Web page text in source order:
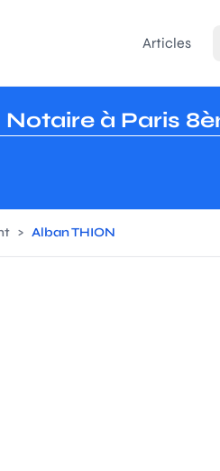
Articles
à Paris
> Alban THION